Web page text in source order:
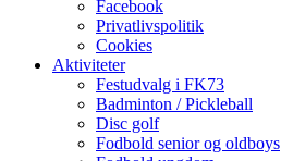
Facebook
Privatlivspolitik
Cookies
Aktiviteter
Festudvalg i FK73
Badminton / Pickleball
Disc golf
Fodbold senior og oldboys